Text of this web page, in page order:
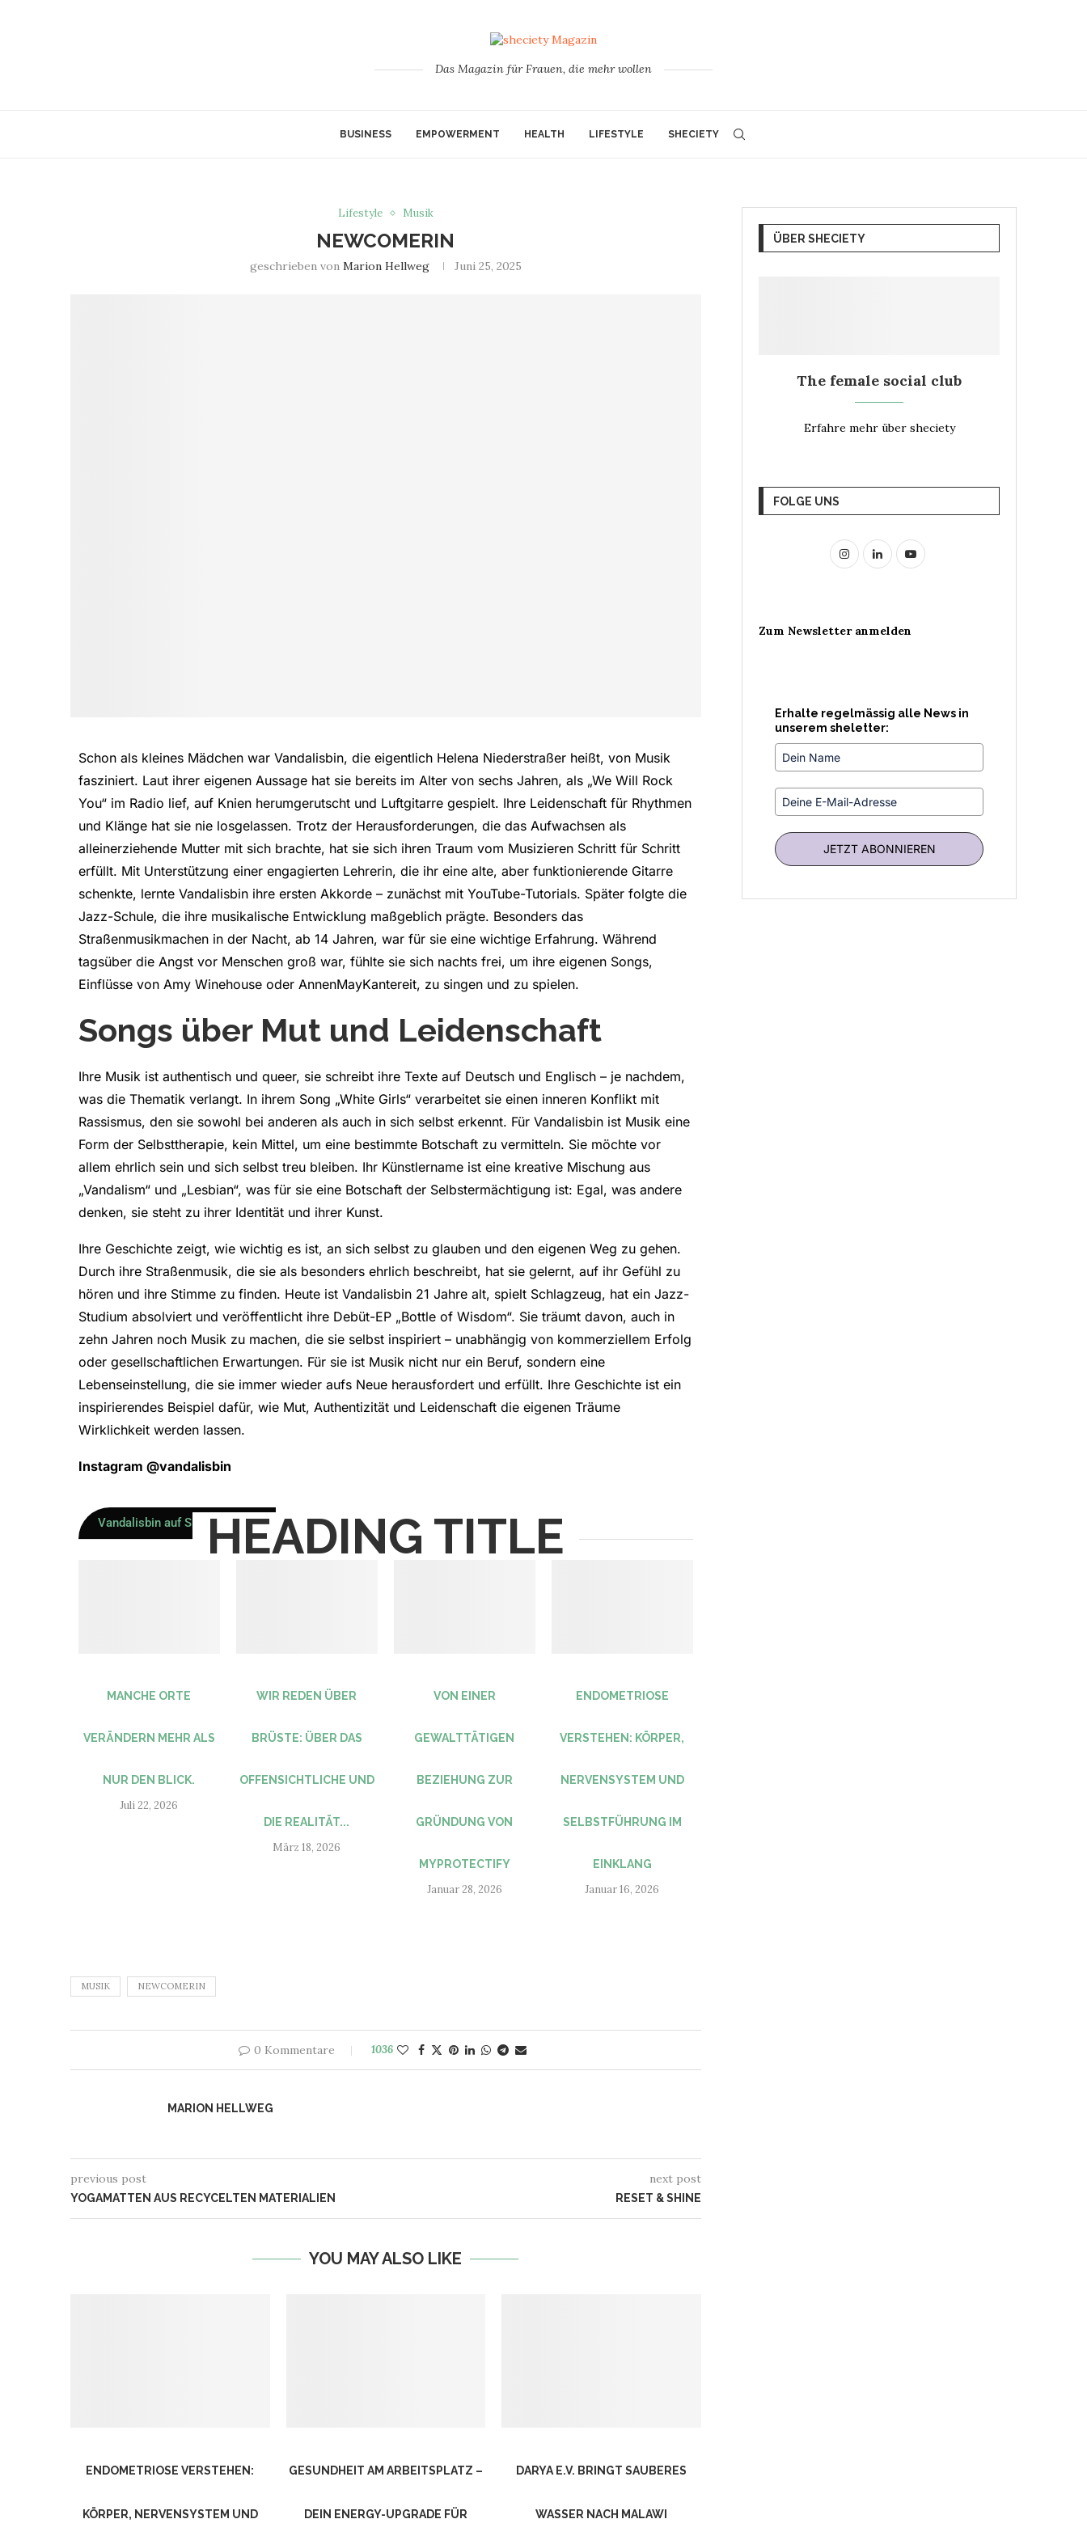
Das Magazin für Frauen, die mehr wollen
BUSINESS EMPOWERMENT HEALTH LIFESTYLE SHECIETY
Lifestyle Musik
NEWCOMERIN
geschrieben von Marion Hellweg Juni 25, 2025
Schon als kleines Mädchen war Vandalisbin, die eigentlich Helena Niederstraßer heißt, von Musik
fasziniert. Laut ihrer eigenen Aussage hat sie bereits im Alter von sechs Jahren, als „We Will Rock
You“ im Radio lief, auf Knien herumgerutscht und Luftgitarre gespielt. Ihre Leidenschaft für Rhythmen
und Klänge hat sie nie losgelassen. Trotz der Herausforderungen, die das Aufwachsen als
alleinerziehende Mutter mit sich brachte, hat sie sich ihren Traum vom Musizieren Schritt für Schritt
erfüllt. Mit Unterstützung einer engagierten Lehrerin, die ihr eine alte, aber funktionierende Gitarre
schenkte, lernte Vandalisbin ihre ersten Akkorde – zunächst mit YouTube-Tutorials. Später folgte die
Jazz-Schule, die ihre musikalische Entwicklung maßgeblich prägte. Besonders das
Straßenmusikmachen in der Nacht, ab 14 Jahren, war für sie eine wichtige Erfahrung. Während
tagsüber die Angst vor Menschen groß war, fühlte sie sich nachts frei, um ihre eigenen Songs,
Einflüsse von Amy Winehouse oder AnnenMayKantereit, zu singen und zu spielen.
Songs über Mut und Leidenschaft
Ihre Musik ist authentisch und queer, sie schreibt ihre Texte auf Deutsch und Englisch – je nachdem,
was die Thematik verlangt. In ihrem Song „White Girls“ verarbeitet sie einen inneren Konflikt mit
Rassismus, den sie sowohl bei anderen als auch in sich selbst erkennt. Für Vandalisbin ist Musik eine
Form der Selbsttherapie, kein Mittel, um eine bestimmte Botschaft zu vermitteln. Sie möchte vor
allem ehrlich sein und sich selbst treu bleiben. Ihr Künstlername ist eine kreative Mischung aus
„Vandalism“ und „Lesbian“, was für sie eine Botschaft der Selbstermächtigung ist: Egal, was andere
denken, sie steht zu ihrer Identität und ihrer Kunst.
Ihre Geschichte zeigt, wie wichtig es ist, an sich selbst zu glauben und den eigenen Weg zu gehen.
Durch ihre Straßenmusik, die sie als besonders ehrlich beschreibt, hat sie gelernt, auf ihr Gefühl zu
hören und ihre Stimme zu finden. Heute ist Vandalisbin 21 Jahre alt, spielt Schlagzeug, hat ein Jazz-
Studium absolviert und veröffentlicht ihre Debüt-EP „Bottle of Wisdom“. Sie träumt davon, auch in
zehn Jahren noch Musik zu machen, die sie selbst inspiriert – unabhängig von kommerziellem Erfolg
oder gesellschaftlichen Erwartungen. Für sie ist Musik nicht nur ein Beruf, sondern eine
Lebenseinstellung, die sie immer wieder aufs Neue herausfordert und erfüllt. Ihre Geschichte ist ein
inspirierendes Beispiel dafür, wie Mut, Authentizität und Leidenschaft die eigenen Träume
Wirklichkeit werden lassen.
Instagram @vandalisbin
Vandalisbin auf Spotify hörenHEADING TITLE
MANCHE ORTE
VERÄNDERN MEHR ALS
NUR DEN BLICK.
Juli 22, 2026
WIR REDEN ÜBER
BRÜSTE: ÜBER DAS
OFFENSICHTLICHE UND
DIE REALITÄT...
März 18, 2026
VON EINER
GEWALTTÄTIGEN
BEZIEHUNG ZUR
GRÜNDUNG VON
MYPROTECTIFY
Januar 28, 2026
ENDOMETRIOSE
VERSTEHEN: KÖRPER,
NERVENSYSTEM UND
SELBSTFÜHRUNG IM
EINKLANG
Januar 16, 2026
MUSIK NEWCOMERIN
0 Kommentare 1036
MARION HELLWEG
previous post
YOGAMATTEN AUS RECYCELTEN MATERIALIEN
next post
RESET & SHINE
YOU MAY ALSO LIKE
ENDOMETRIOSE VERSTEHEN:
KÖRPER, NERVENSYSTEM UND
GESUNDHEIT AM ARBEITSPLATZ –
DEIN ENERGY-UPGRADE FÜR
DARYA E.V. BRINGT SAUBERES
WASSER NACH MALAWI
ÜBER SHECIETY
The female social club
Erfahre mehr über sheciety
FOLGE UNS
Zum Newsletter anmelden
Erhalte regelmässig alle News in
unserem sheletter:
JETZT ABONNIEREN